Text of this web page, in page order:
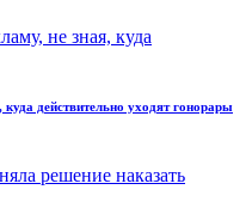
куда действительно уходят гонорары